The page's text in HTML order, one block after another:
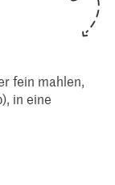
fein mahlen,
in eine